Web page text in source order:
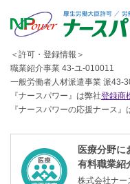
＜許可・登録情報＞
職業紹介事業 43-ユ-010011
一般労働者人材派遣事業 派43-
『ナースパワー』は弊社登録商
『ナースパワーの応援ナース』
医療分野に
有料職業紹
株式会社ナー